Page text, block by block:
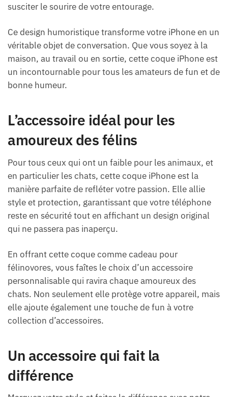
susciter le sourire de votre entourage.
Ce design humoristique transforme votre iPhone en un
véritable objet de conversation. Que vous soyez à la
maison, au travail ou en sortie, cette coque iPhone est
un incontournable pour tous les amateurs de fun et de
bonne humeur.
L’accessoire idéal pour les
amoureux des félins
Pour tous ceux qui ont un faible pour les animaux, et
en particulier les chats, cette coque iPhone est la
manière parfaite de refléter votre passion. Elle allie
style et protection, garantissant que votre téléphone
reste en sécurité tout en affichant un design original
qui ne passera pas inaperçu.
En offrant cette coque comme cadeau pour
félinovores, vous faîtes le choix d’un accessoire
personnalisable qui ravira chaque amoureux des
chats. Non seulement elle protège votre appareil, mais
elle ajoute également une touche de fun à votre
collection d’accessoires.
Un accessoire qui fait la
différence